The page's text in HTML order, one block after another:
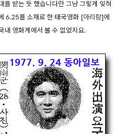
를 받는 듯 했습니다만 그냥 그렇게 잊혀
6.25를 소재로 한 태국영화 [아리랑]에
내 영화계에서 볼 수 없었지요.